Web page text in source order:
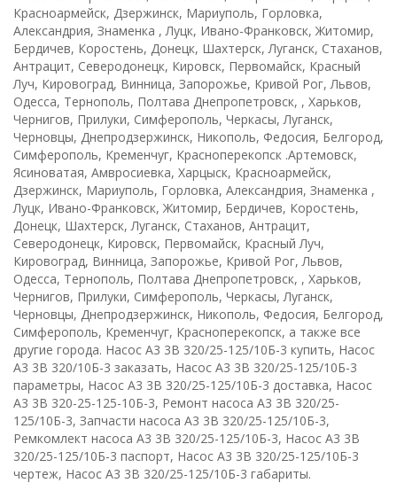
Красноармейск, Дзержинск, Мариуполь, Горловка,
Александрия, Знаменка , Луцк, Ивано-Франковск, Житомир,
Бердичев, Коростень, Донецк, Шахтерск, Луганск, Стаханов,
Антрацит, Северодонецк, Кировск, Первомайск, Красный
Луч, Кировоград, Винница, Запорожье, Кривой Рог, Львов,
Одесса, Тернополь, Полтава Днепропетровск, , Харьков,
Чернигов, Прилуки, Симферополь, Черкасы, Луганск,
Черновцы, Днепродзержинск, Никополь, Федосия, Белгород,
Симферополь, Кременчуг, Красноперекопск .Артемовск,
Ясиноватая, Амвросиевка, Харцыск, Красноармейск,
Дзержинск, Мариуполь, Горловка, Александрия, Знаменка ,
Луцк, Ивано-Франковск, Житомир, Бердичев, Коростень,
Донецк, Шахтерск, Луганск, Стаханов, Антрацит,
Северодонецк, Кировск, Первомайск, Красный Луч,
Кировоград, Винница, Запорожье, Кривой Рог, Львов,
Одесса, Тернополь, Полтава Днепропетровск, , Харьков,
Чернигов, Прилуки, Симферополь, Черкасы, Луганск,
Черновцы, Днепродзержинск, Никополь, Федосия, Белгород,
Симферополь, Кременчуг, Красноперекопск, а также все
другие города. Насос А3 3В 320/25-125/10Б-3 купить, Насос
А3 3В 320/10Б-3 заказать, Насос А3 3В 320/25-125/10Б-3
параметры, Насос А3 3В 320/25-125/10Б-3 доставка, Насос
А3 3В 320-25-125-10Б-3, Ремонт насоса А3 3В 320/25-
125/10Б-3, Запчасти насоса А3 3В 320/25-125/10Б-3,
Ремкомлект насоса А3 3В 320/25-125/10Б-3, Насос А3 3В
320/25-125/10Б-3 паспорт, Насос А3 3В 320/25-125/10Б-3
чертеж, Насос А3 3В 320/25-125/10Б-3 габариты.